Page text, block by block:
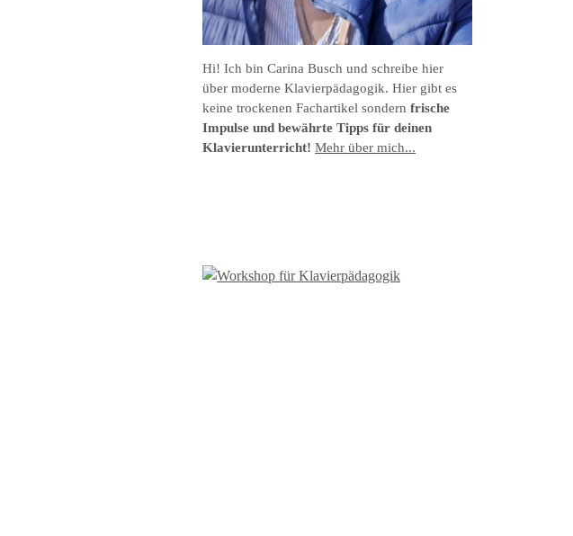
Hi! Ich bin Carina Busch und schreibe hier
über moderne Klavierpädagogik. Hier gibt es
keine trockenen Fachartikel sondernfrische
Impulse und bewährte Tipps für deinen
Klavierunterricht! Mehr über mich...